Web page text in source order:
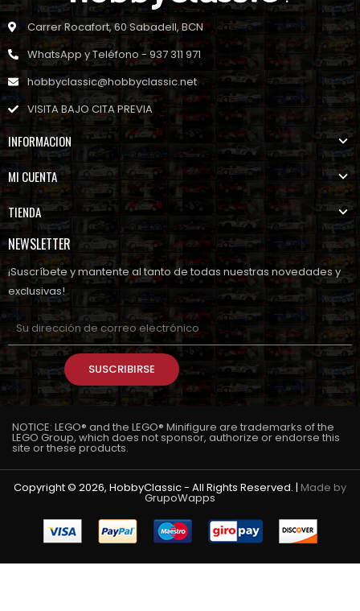
Carrer Rocafort, 60 Sabadell, BCN
WhatsApp y Teléfono - 937 311 971
hobbyclassic@hobbyclassic.net
VISITA BAJO CITA PREVIA
INFORMACION
MI CUENTA
TIENDA
NEWSLETTER
¡Suscríbete y mantente al tanto de todas nuestras novedades y
exclusivas!
SUSCRIBIRSE
NOTICE: LEGO® and the LEGO® Minifigure are trademarks of the
LEGO Group, which does not sponsor, authorize or endorse this
site or these products.
Copyright © 2026, HobbyClassic - All Rights Reserved. | Made by
GrupoWapps